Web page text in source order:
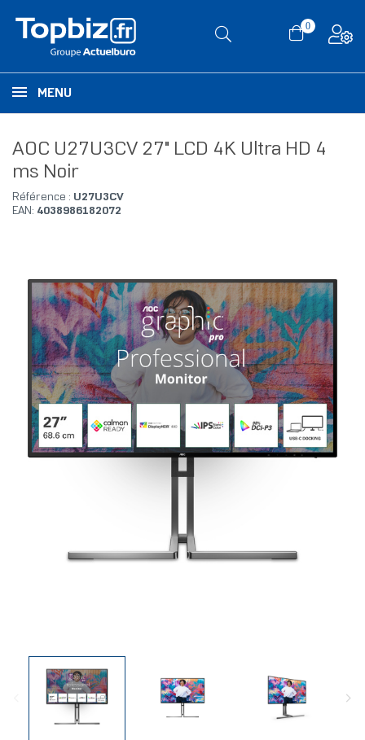
0
MENU
AOC U27U3CV 27" LCD 4K Ultra HD 4
ms Noir
Référence : U27U3CV
EAN: 4038986182072